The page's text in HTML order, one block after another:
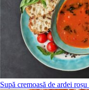
Supă cremoasă de ardei roșu